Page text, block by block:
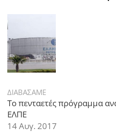
ΔΙΑΒΑΣΑΜΕ
Το πενταετές πρόγραμμα
ΕΛΠΕ
14 Αυγ. 2017